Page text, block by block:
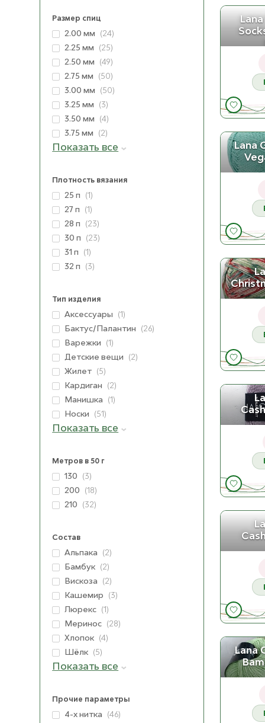
Размер спиц
2.00 мм
(24)
2.25 мм
(25)
2.50 мм
(49)
2.75 мм
(50)
3.00 мм
(50)
3.25 мм
(3)
3.50 мм
(4)
3.75 мм
(2)
Показать все
Плотность вязания
25 п
(1)
27 п
(1)
28 п
(23)
30 п
(23)
31 п
(1)
32 п
(3)
Тип изделия
Аксессуары
(1)
Бактус/Палантин
(26)
Варежки
(1)
Детские вещи
(2)
Жилет (5)
Кардиган
(2)
Манишка
(1)
Носки
(51)
Показать все
Метров в 50 г
130
(3)
200
(18)
210
(32)
Состав
Альпака
(2)
Бамбук (2)
Вискоза
(2)
Кашемир
(3)
Люрекс (1)
Меринос (28)
Хлопок (4)
Шёлк (5)
Показать все
Прочие параметры
4-х нитка
(46)
Lana
018
MW
MW
MW
MW
MW
02
Lana